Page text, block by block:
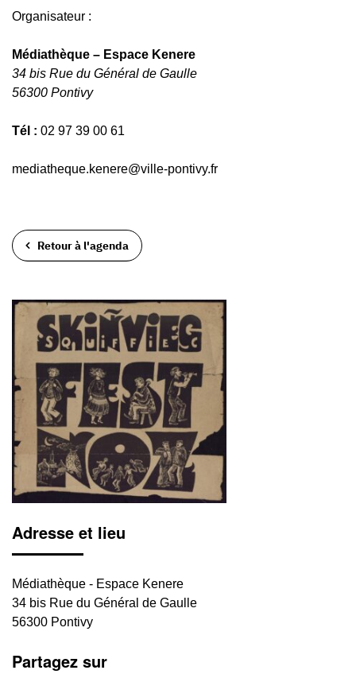
Organisateur :
Médiathèque – Espace Kenere
34 bis Rue du Général de Gaulle
56300 Pontivy
Tél : 02 97 39 00 61
mediatheque.kenere@ville-pontivy.fr
Retour à l'agenda
Adresse et lieu
Médiathèque - Espace Kenere
34 bis Rue du Général de Gaulle
56300 Pontivy
Partagez sur